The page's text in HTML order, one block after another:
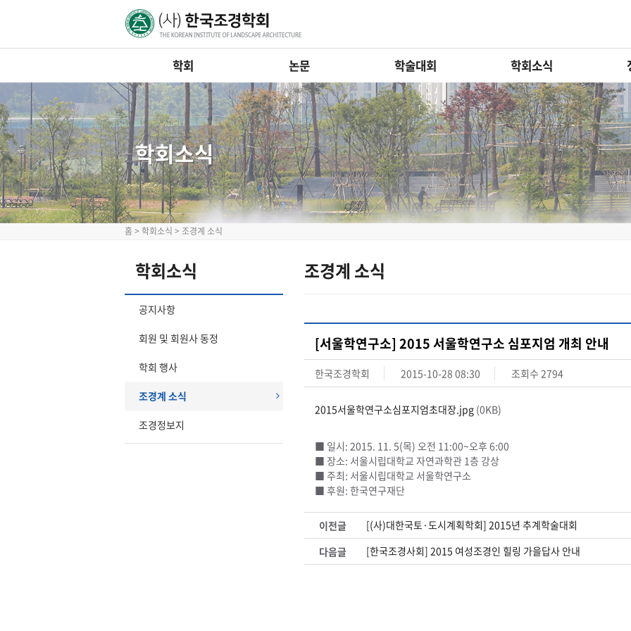
학회 논문 학술대회 학회소식
학회소식
홈 > 학회소식 > 조경계 소식
학회소식
공지사항
회원 및 회원사 동정
학회 행사
조경계 소식
조경정보지
조경계 소식
[서울학연구소] 2015 서울학연구소 심포지엄 개최 안내
한국조경학회 2015-10-28 08:30 조회수 2794
2015서울학연구소심포지엄초대장.jpg (0KB)
■ 일시: 2015. 11. 5(목) 오전 11:00~오후 6:00
■ 장소: 서울시립대학교 자연과학관 1층 강상
■ 주최: 서울시립대학교 서울학연구소
■ 후원: 한국연구재단
이전글
[(사)대한국토·도시계획학회] 2015년 추계학술대회
다음글
[한국조경사회] 2015 여성조경인 힐링 가을답사 안내